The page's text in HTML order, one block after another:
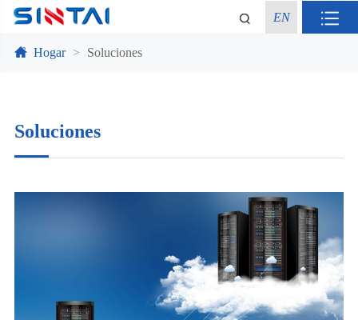
EN
Hogar Soluciones
Soluciones